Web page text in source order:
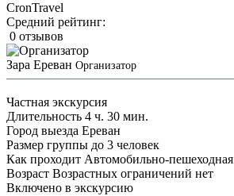
CronTravel
Средний рейтинг:
0 отзывов
Зара Ереван Организатор
Частная экскурсия
Длительность 4 ч. 30 мин.
Город выезда Ереван
Размер группы до 3 человек
Как проходит Автомобильно-пешеходная
Возраст Возрастных ограничений нет
Включено в экскурсию